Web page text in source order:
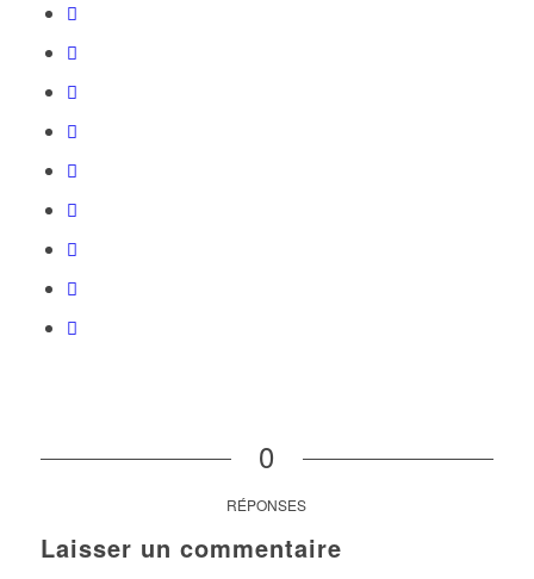
0
RÉPONSES
Laisser un commentaire